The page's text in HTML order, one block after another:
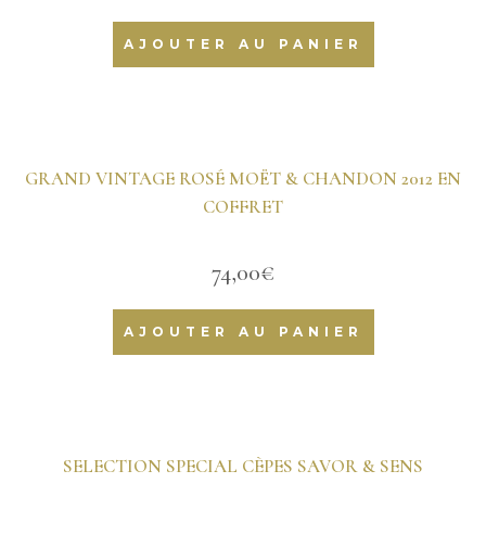
AJOUTER AU PANIER
GRAND VINTAGE ROSÉ MOËT & CHANDON 2012 EN
COFFRET
74,00€
AJOUTER AU PANIER
SELECTION SPECIAL CÈPES SAVOR & SENS